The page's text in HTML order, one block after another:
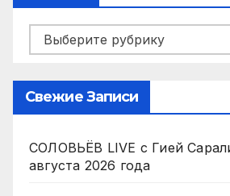
Рубрики
Свежие Записи
СОЛОВЬЁВ LIVE с Гией
августа 2026 года